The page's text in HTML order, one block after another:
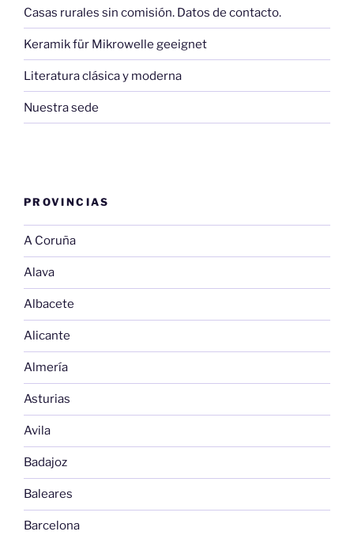
Casas rurales sin comisión. Datos de contacto.
Keramik für Mikrowelle geeignet
Literatura clásica y moderna
Nuestra sede
PROVINCIAS
A Coruña
Alava
Albacete
Alicante
Almería
Asturias
Avila
Badajoz
Baleares
Barcelona